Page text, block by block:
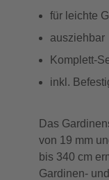
für leichte
ausziehbar
Komplett-
inkl.
Das
von 19 mm
bis 340 cm
Gardinen-